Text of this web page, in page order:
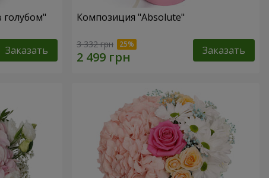
голубом"
Заказать
Композиция "Absolute"
3 332 грн Заказать